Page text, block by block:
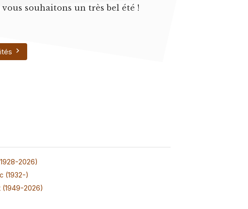
souhaitons un très bel été !
2026)
(1932-)
(1949-2026)